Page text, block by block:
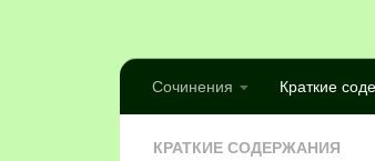
Сочинения Краткие
КРАТКИЕ СОДЕРЖАНИЯ